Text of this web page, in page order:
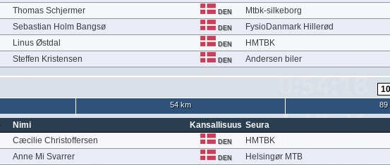
Thomas Schjermer DEN
Mtbk-silkeborg
Sebastian Holm Bangsø DEN
FysioDanmark Hillerød
Linus Østdal DEN
HMTBK
Steffen Kristensen DEN Andersen biler
54 km 89
Nimi Kansallisuus Seura
Cæcilie Christoffersen DEN
HMTBK
Anne Mi Svarrer DEN
Helsingør MTB